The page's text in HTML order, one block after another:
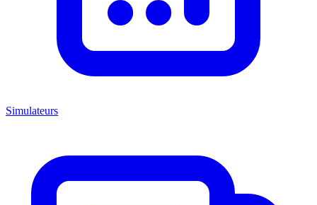
Simulateurs